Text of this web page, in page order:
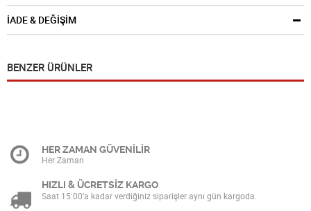
İADE & DEĞİŞİM
BENZER ÜRÜNLER
HER ZAMAN GÜVENİLİR
Her Zaman
HIZLI & ÜCRETSİZ KARGO
Saat 15:00’a kadar verdiğiniz siparişler aynı gün kargoda.